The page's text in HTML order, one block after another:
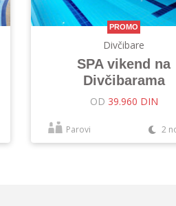
PROMO
Divčibare
SPA vikend na
Divčibarama
OD 39.960 DIN
Parovi 2